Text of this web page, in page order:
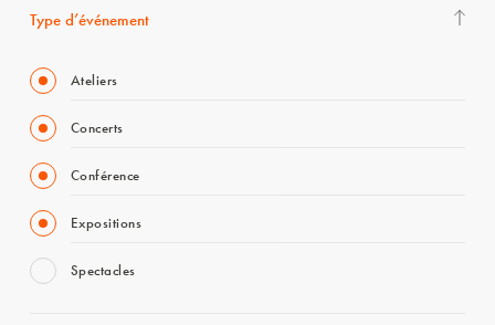
Type d’événement
Ateliers
Concerts
Conférence
Expositions
Spectacles